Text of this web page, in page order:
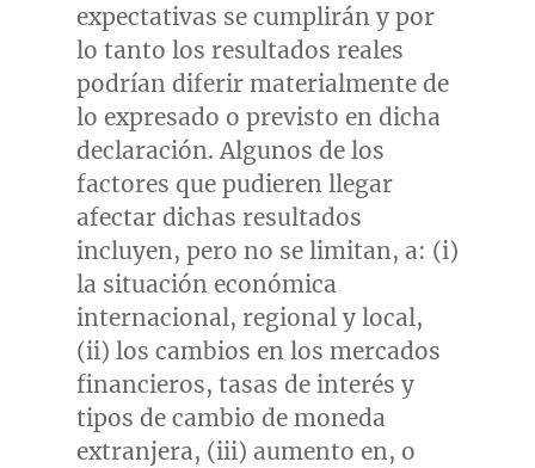
expectativas se cumplirán y por
lo tanto los resultados reales
podrían diferir materialmente de
lo expresado o previsto en dicha
declaración. Algunos de los
factores que pudieren llegar
afectar dichas resultados
incluyen, pero no se limitan, a: (i)
la situación económica
internacional, regional y local,
(ii) los cambios en los mercados
financieros, tasas de interés y
tipos de cambio de moneda
extranjera, (iii) aumento en, o